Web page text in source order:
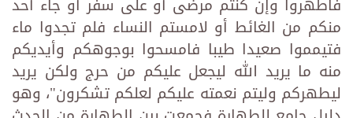
منكم من الغائط أو لامستم النساء فلم تجدوا ماء
فتيمموا صعيدا طيبا فامسحوا بوجوهكم وأيديكم
منه ما يريد الله ليجعل عليكم من حرج ولكن يريد
ليطهركم وليتم نعمته عليكم لعلكم تشكرون"، وهو